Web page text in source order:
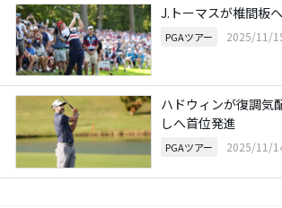
J.トーマスが椎間板
PGAツアー 2025/11/
ハドウィンが復調
しへ首位発進
PGAツアー 2025/11/